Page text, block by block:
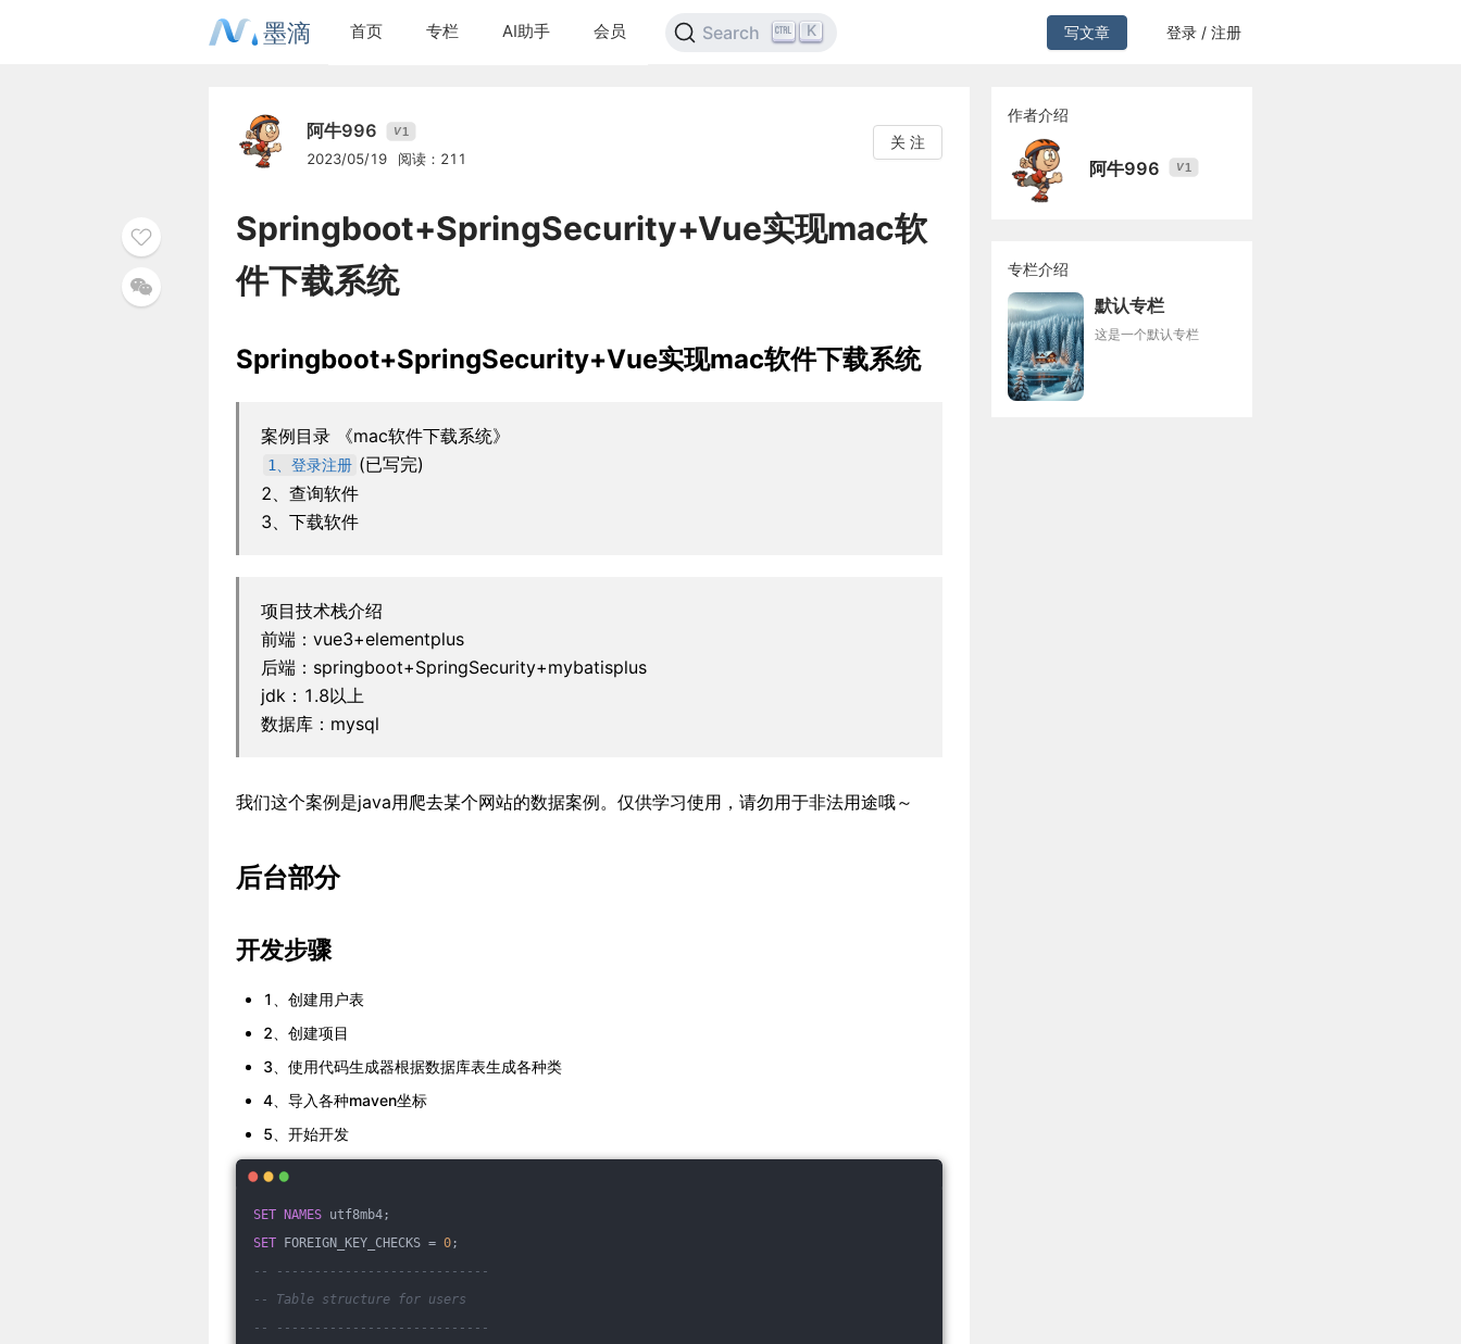
墨滴 首页 专栏 AI助手 会员 Search K 写文章 登录 / 注册
阿牛996 V1
2023/05/19 阅读：211
关 注
Springboot+SpringSecurity+Vue实现mac软
件下载系统
Springboot+SpringSecurity+Vue实现mac软件下载系统
案例目录 《mac软件下载系统》
1、登录注册 (已写完)
2、查询软件
3、下载软件
项目技术栈介绍
前端：vue3+elementplus
后端：springboot+SpringSecurity+mybatisplus
jdk：1.8以上
数据库：mysql
我们这个案例是java用爬去某个网站的数据案例。仅供学习使用，请勿用于非法用途哦～
后台部分
开发步骤
1、创建用户表
2、创建项目
3、使用代码生成器根据数据库表生成各种类
4、导入各种maven坐标
5、开始开发
SET NAMES utf8mb4;
SET FOREIGN_KEY_CHECKS = 0;
-- ----------------------------
-- Table structure for users
-- ----------------------------
作者介绍
阿牛996 V1
专栏介绍
默认专栏
这是一个默认专栏